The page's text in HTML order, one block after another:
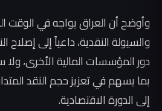
وأوضح أن العراق يواجه في الوقت
والسيولة النقدية، داعياً إلى
دور المؤسسات المالية الأخرى،
بما يسهم في تعزيز حجم النقد
إلى الدورة الاقتصادية.